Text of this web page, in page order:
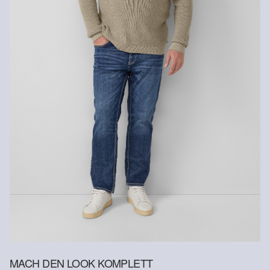
Rückerstattungsbetrag abgezogen.
Gastkunden können ihre Artikel innerhalb von 14 Tagen nach
Erhalt der Ware an uns zurückschicken. Fashion Card und VIP
Kunden haben nach Erhalt der Ware 30 Tage Zeit, um ihre Artikel
an uns zurückzusenden.
Weitere Informationen sind unserer „Hilfe & FAQ
Deine Retoure kannst duHIER online anmelden.
MACH DEN LOOK KOMPLETT